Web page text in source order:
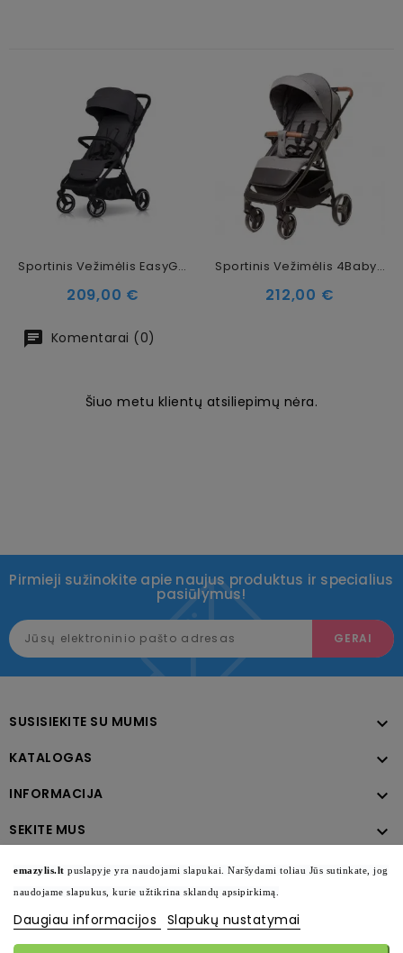
Sportinis Vežimėlis EasyGo Hero Cloud Gray
Kaina
209,00 €
Sportinis Vežimėlis 4Baby Stinger XXIII Melange Grey
Kaina
212,00 €
Komentarai (0)
Šiuo metu klientų atsiliepimų nėra.
Pirmieji sužinokite apie naujus produktus ir specialius
pasiūlymus!
SUSISIEKITE SU MUMIS 
KATALOGAS 
INFORMACIJA 
SEKITE MUS 
emazylis.lt puslapyje yra naudojami slapukai. Naršydami toliau Jūs sutinkate, jog
naudojame slapukus, kurie užtikrina sklandų apsipirkimą.
Daugiau informacijos Slapukų nustatymai